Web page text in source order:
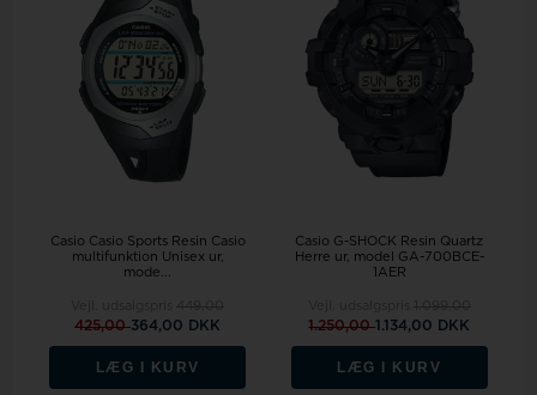
Casio Casio Sports Resin Casio
multifunktion Unisex ur,
mode...
425,00364,00 DKK
LÆG I KURV
Casio G-SHOCK Resin Quartz
Herre ur, model GA-700BCE-
1AER
1.250,001.134,00 DKK
LÆG I KURV